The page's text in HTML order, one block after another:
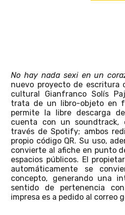
No hay nada sexi en un
nuevo proyecto de escritura
cultural Gianfranco Solís
trata de un libro-objeto en
permite la libre descarga
cuenta con un soundtrack,
través de Spotify; ambos
propio código QR. Su uso,
convierte al afiche en punto
espacios públicos. El
automáticamente se
concepto, generando una
sentido de pertenencia
impresa es a pedido al correo